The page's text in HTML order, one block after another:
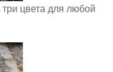
цвета для любой